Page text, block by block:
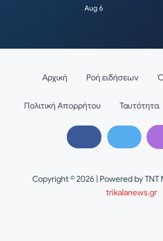
Aug 6
Copyright © 2026 | Powered by TNT
trikalanews.gr
Αρχική Ροή ειδήσεων
Πολιτική Απορρήτου Ταυτότητα